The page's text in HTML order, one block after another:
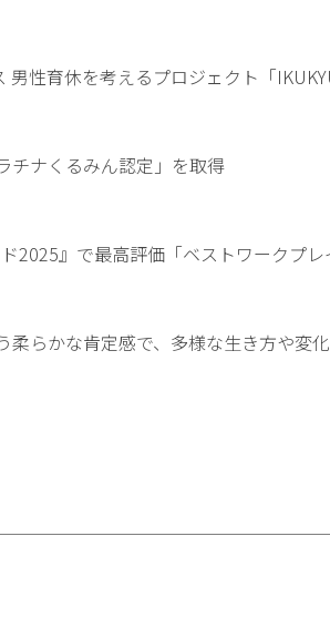
性育休を考えるプロジェクト「
チナくるみん認定」を取得
2025』で最高評価「ベストワークプ
柔らかな肯定感で、多様な生き方や変